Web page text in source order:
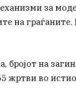
за
на граѓаните.
бројот на
жртви во